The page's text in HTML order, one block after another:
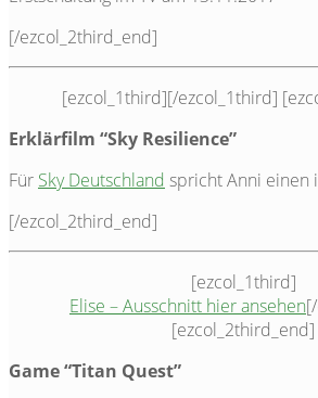
[/ezcol_2third_end]
[ezcol_1third][/ezcol_1third]
Erklärfilm “Sky Resilience”
Für Sky Deutschland spricht Anni einen
[/ezcol_2third_end]
[ezcol_1third]
Elise – Ausschnitt hier ansehen
[ezcol_2third_end]
Game “Titan Quest”